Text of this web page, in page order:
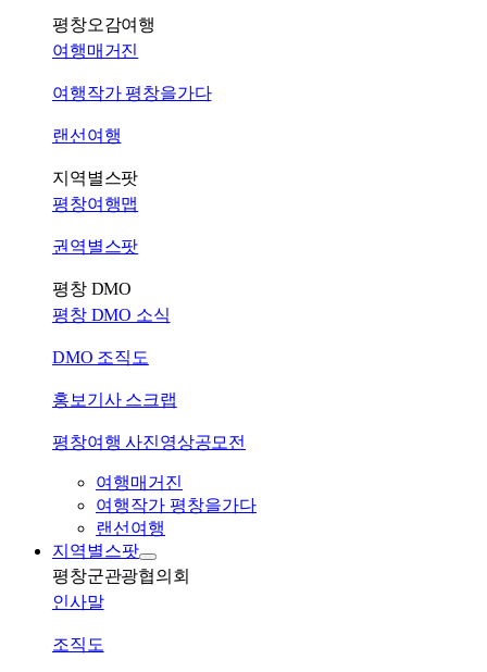
평창오감여행
여행매거진
여행작가 평창을가다
랜선여행
지역별스팟
평창여행맵
권역별스팟
평창 DMO
평창 DMO 소식
DMO 조직도
홍보기사 스크랩
평창여행 사진영상공모전
여행매거진
여행작가 평창을가다
랜선여행
지역별스팟
평창군관광협의회
인사말
조직도